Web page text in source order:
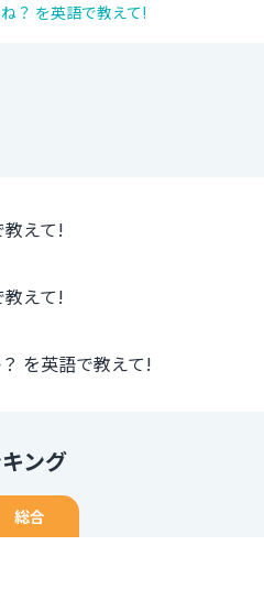
？ を英語で教えて!
教えて!
えて!
を英語で教えて!
ング
総合